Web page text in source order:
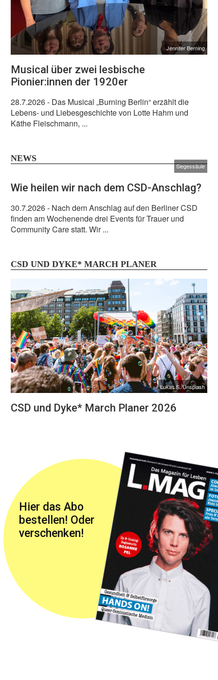
Jennifer Berning
Musical über zwei lesbische
Pionier:innen der 1920er
28.7.2026- Das Musical „Burning Berlin“ erzählt die
Lebens- und Liebesgeschichte von Lotte Hahm und
Käthe Fleischmann, ...
NEWS
Siegessäule
Wie heilen wir nach dem CSD-Anschlag?
30.7.2026- Nach dem Anschlag auf den Berliner CSD
finden am Wochenende drei Events für Trauer und
Community Care statt. Wir ...
CSD UND DYKE* MARCH PLANER
Lukas S./Unsplash
CSD und Dyke* March Planer 2026
Hier das Abo
bestellen! Oder
verschenken!